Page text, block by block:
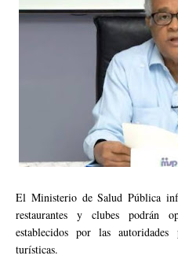
El Ministerio de Salud Pública
restaurantes y clubes podrán
establecidos por las
turísticas.